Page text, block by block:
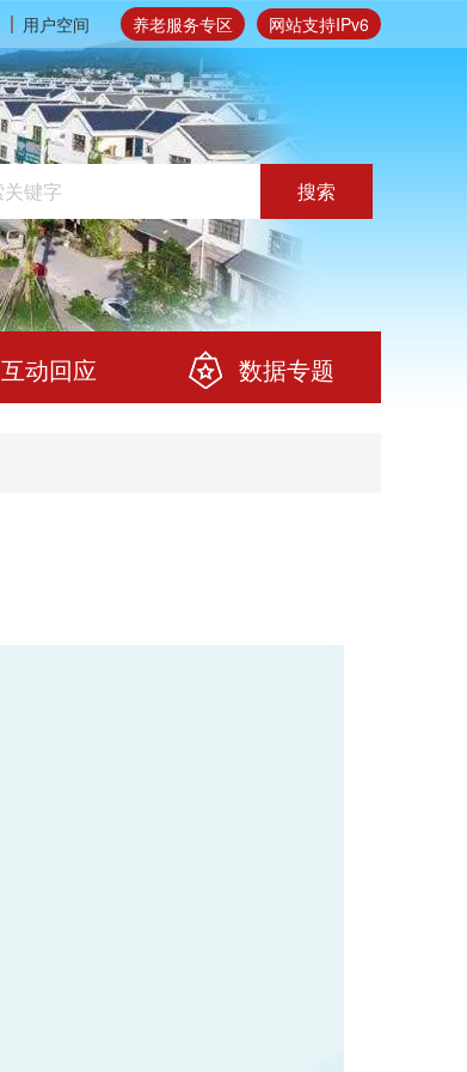
网站支持IPv6
养老服务专区
用户空间
搜索
互动回应 数据专题